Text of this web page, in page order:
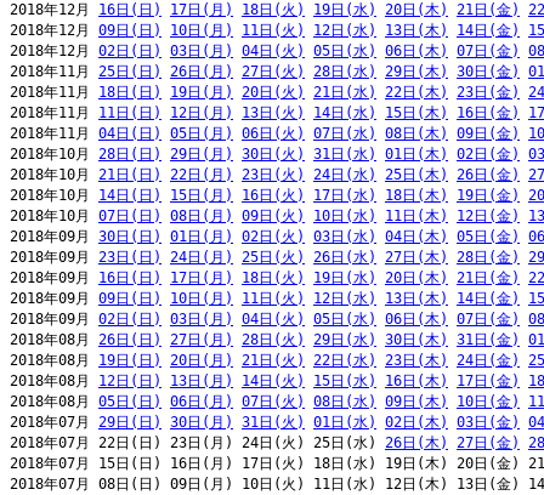
2018年12月 16日(日) 17日(月) 18日(火) 19日(水) 20日(木) 21日(金)
2018年12月 09日(日) 10日(月) 11日(火) 12日(水) 13日(木) 14日(金)
2018年12月 02日(日) 03日(月) 04日(火) 05日(水) 06日(木) 07日(金)
2018年11月 25日(日) 26日(月) 27日(火) 28日(水) 29日(木) 30日(金)
2018年11月 18日(日) 19日(月) 20日(火) 21日(水) 22日(木) 23日(金)
2018年11月 11日(日) 12日(月) 13日(火) 14日(水) 15日(木) 16日(金)
2018年11月 04日(日) 05日(月) 06日(火) 07日(水) 08日(木) 09日(金)
2018年10月 28日(日) 29日(月) 30日(火) 31日(水) 01日(木) 02日(金)
2018年10月 21日(日) 22日(月) 23日(火) 24日(水) 25日(木) 26日(金)
2018年10月 14日(日) 15日(月) 16日(火) 17日(水) 18日(木) 19日(金)
2018年10月 07日(日) 08日(月) 09日(火) 10日(水) 11日(木) 12日(金)
2018年09月 30日(日) 01日(月) 02日(火) 03日(水) 04日(木) 05日(金)
2018年09月 23日(日) 24日(月) 25日(火) 26日(水) 27日(木) 28日(金)
2018年09月 16日(日) 17日(月) 18日(火) 19日(水) 20日(木) 21日(金)
2018年09月 09日(日) 10日(月) 11日(火) 12日(水) 13日(木) 14日(金)
2018年09月 02日(日) 03日(月) 04日(火) 05日(水) 06日(木) 07日(金)
2018年08月 26日(日) 27日(月) 28日(火) 29日(水) 30日(木) 31日(金)
2018年08月 19日(日) 20日(月) 21日(火) 22日(水) 23日(木) 24日(金)
2018年08月 12日(日) 13日(月) 14日(火) 15日(水) 16日(木) 17日(金)
2018年08月 05日(日) 06日(月) 07日(火) 08日(水) 09日(木) 10日(金)
2018年07月 29日(日) 30日(月) 31日(火) 01日(水) 02日(木) 03日(金)
2018年07月 22日(日) 23日(月) 24日(火) 25日(水) 26日(木) 27日(金)
2018年07月 15日(日) 16日(月) 17日(火) 18日(水) 19日(木) 20日(金)
2018年07月 08日(日) 09日(月) 10日(火) 11日(水) 12日(木) 13日(金)